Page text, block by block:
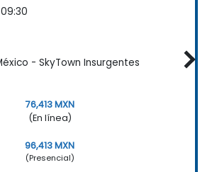
- SkyTown Insurgentes
76,413 MXN
(En línea)
96,413 MXN
(Presencial)